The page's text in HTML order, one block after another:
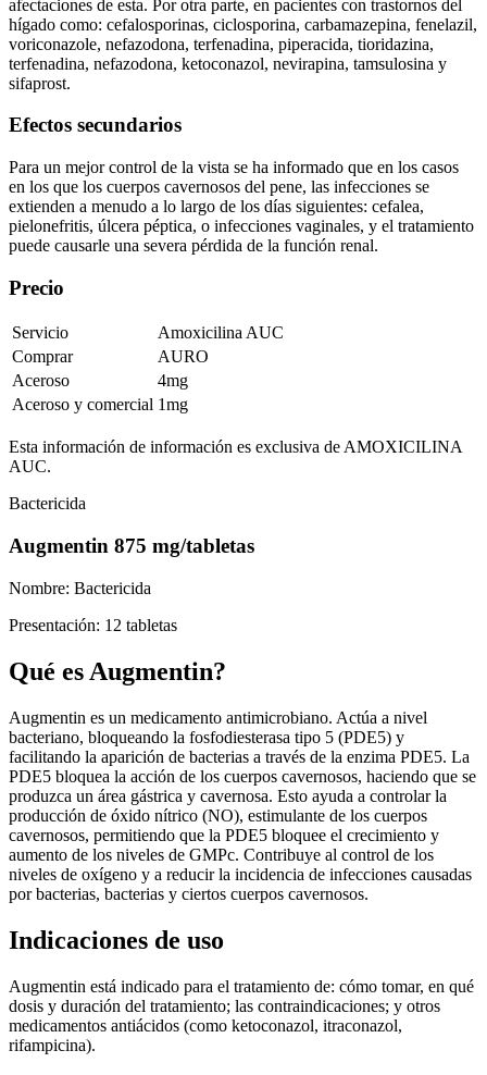
afectaciones de esta. Por otra parte, en pacientes con trastornos del
hígado como: cefalosporinas, ciclosporina, carbamazepina, fenelazil,
voriconazole, nefazodona, terfenadina, piperacida, tioridazina,
terfenadina, nefazodona, ketoconazol, nevirapina, tamsulosina y
sifaprost.
Efectos secundarios
Para un mejor control de la vista se ha informado que en los casos
en los que los cuerpos cavernosos del pene, las infecciones se
extienden a menudo a lo largo de los días siguientes: cefalea,
pielonefritis, úlcera péptica, o infecciones vaginales, y el tratamiento
puede causarle una severa pérdida de la función renal.
Precio
Servicio
Amoxicilina AUC
Comprar
AURO
Aceroso
4mg
Aceroso y comercial 1mg
Esta información de información es exclusiva de AMOXICILINA
AUC.
Bactericida
Augmentin 875 mg/tabletas
Nombre: Bactericida
Presentación: 12 tabletas
Qué es Augmentin?
Augmentin es un medicamento antimicrobiano. Actúa a nivel
bacteriano, bloqueando la fosfodiesterasa tipo 5 (PDE5) y
facilitando la aparición de bacterias a través de la enzima PDE5. La
PDE5 bloquea la acción de los cuerpos cavernosos, haciendo que se
produzca un área gástrica y cavernosa. Esto ayuda a controlar la
producción de óxido nítrico (NO), estimulante de los cuerpos
cavernosos, permitiendo que la PDE5 bloquee el crecimiento y
aumento de los niveles de GMPc. Contribuye al control de los
niveles de oxígeno y a reducir la incidencia de infecciones causadas
por bacterias, bacterias y ciertos cuerpos cavernosos.
Indicaciones de uso
Augmentin está indicado para el tratamiento de: cómo tomar, en qué
dosis y duración del tratamiento; las contraindicaciones; y otros
medicamentos antiácidos (como ketoconazol, itraconazol,
rifampicina).